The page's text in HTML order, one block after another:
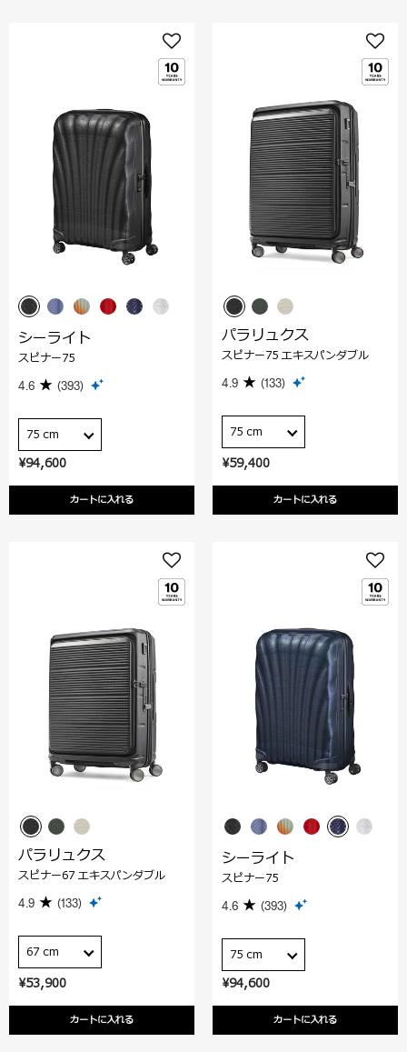
¥94,600
カートに入れる
シーライト
スピナー75
4.6 (393)
75 cm
¥59,400
カートに入れる
パラリュクス
スピナー75 エキスパンダブル
4.9 (133)
75 cm
¥53,900
カートに入れる
パラリュクス
スピナー67 エキスパンダブル
4.9 (133)
67 cm
¥94,600
カートに入れる
シーライト
スピナー75
4.6 (393)
75 cm